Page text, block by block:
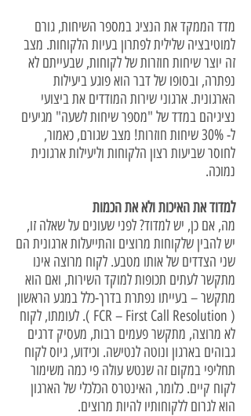
מדד הממקד את הנציג במספר השיחות, גורם
למוטיבציה שלילית לפתרון בעיות הלקוחות. מצב
זה יוצר שיחות חוזרות של לקוחות, שבעייתם לא
נפתרה, ובסופו של דבר הוא פוגע ביעילות
הארגונית. ארגוני שירות המודדים את ביצועי
נציגיהם במדד של "מספר שיחות לשעה" מגיעים
ל- 30% שיחות חוזרות! מצב שגורם, כאמור,
לחוסר שביעות רצון הלקוחות וליעילות ארגונית
נמוכה.
למדוד את האיכות ולא את הכמות
מה, אם כן, יש למדוד? לפני שעונים על שאלה זו,
יש להבין שלקוחות מרוצים והתייעלות ארגונית הם
שני הצדדים של אותו מטבע. לקוח מרוצה אינו
מתקשר לעתים תכופות למוקד השירות, ואם הוא
מתקשר – בעייתו נפתרת בדרך-כלל במגע הראשון
( FCR – First Call Resolution ). לעומתו, לקוח
לא מרוצה, מתקשר פעמים רבות, מעסיק דרגים
גבוהים בארגון ונוטה לנטישה. וכידוע, גיוס לקוח
תחליפי במקום זה שנטש עולה פי כמה משימור
לקוח קיים. כלומר, האינטרס הכלכלי של הארגון
הוא לגרום ללקוחותיו להיות מרוצים.